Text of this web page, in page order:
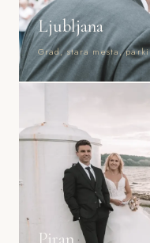
Ljubljana
Grad, stara mesta, parki
Piran